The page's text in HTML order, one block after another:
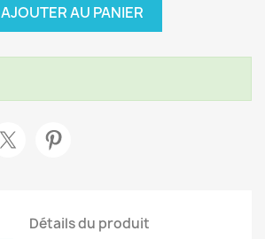
AJOUTER AU PANIER
Détails du produit